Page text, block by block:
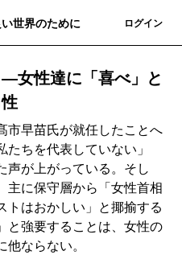
世界のために ログイン
―女性達に「喜べ」と
早苗氏が就任したことへ
ちを代表していない」
声が上がっている。そし
主に保守層から「女性首相
トはおかしい」と揶揄する
と強要することは、女性の
ならない。